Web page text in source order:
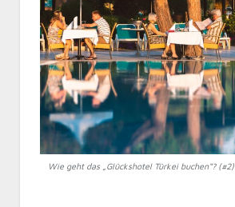
Wie geht das „Glückshotel Türkei buchen“? (#2)